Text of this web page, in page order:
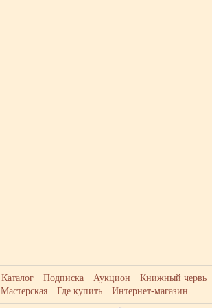
Каталог Подписка Аукцион Книжный червь
Мастерская Где купить Интернет-магазин